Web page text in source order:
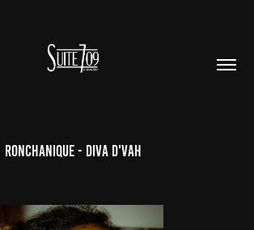
Ronchanique - Diva D'vah